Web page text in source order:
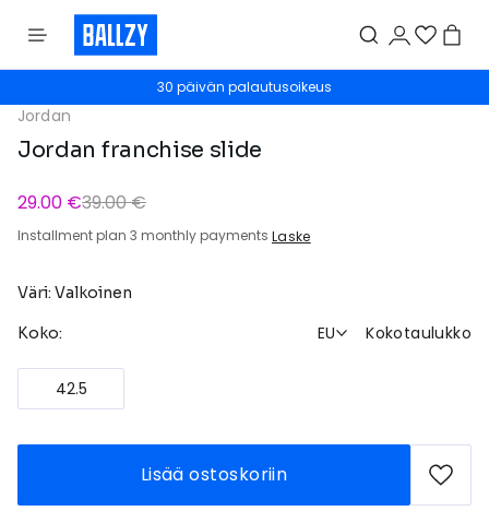
30 päivän palautusoikeus
Jordan
Jordan franchise slide
29.00 €39.00 €
Installment plan 3 monthly payments Laske
Väri: Valkoinen
Koko: EU Kokotaulukko
42.5
Lisää ostoskoriin